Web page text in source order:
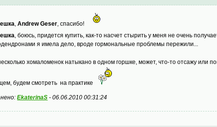
,Andrew Geser, спасибо!
, боюсь, придется купить, как-то насчет стырить у меня не очень
я имела дело, вроде гормональные проблемы пережили...
хомаломенок натыкано в одном горшке, может, что-то отсажу или
будем смотреть на практике
EkaterinaS -06.06.2010 00:31:24